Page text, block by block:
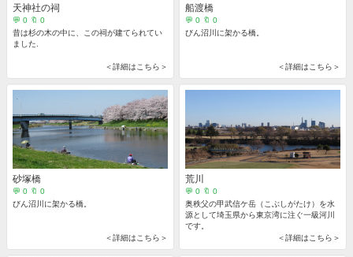
天神社の祠
💬 0 🔖 0
昔は杉の木の中に、この祠が建てられてい
ました.
＜詳細はこちら＞
船渡橋
💬 0 🔖 0
びん沼川に架かる橋。
＜詳細はこちら＞
砂塚橋
💬 0 🔖 0
びん沼川に架かる橋。
＜詳細はこちら＞
荒川
💬 0 🔖 0
奥秩父の甲武信ケ岳（こぶしがたけ）を水
源として埼玉県から東京湾に注ぐ一級河川
です。
＜詳細はこちら＞